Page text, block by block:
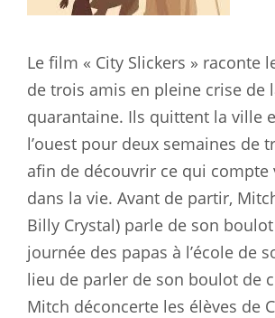
Le film « City Slickers » raconte
de trois amis en pleine crise de
quarantaine. Ils quittent la ville
l’ouest pour deux semaines de
afin de découvrir ce qui compte
dans la vie. Avant de partir,
Billy Crystal) parle de son
journée des papas à l’école de
lieu de parler de son boulot de
Mitch déconcerte les élèves de